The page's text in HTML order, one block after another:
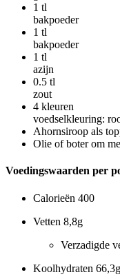
1 tl
bakpoeder
1 tl
bakpoeder
1 tl
azijn
0.5 tl
zout
4 kleuren
voedselkleuring:
Ahornsiroop als
Olie of boter om
Voedingswaarden per
Calorieën 400
Vetten 8,8g
Verzadigde
Koolhydraten 66,3g